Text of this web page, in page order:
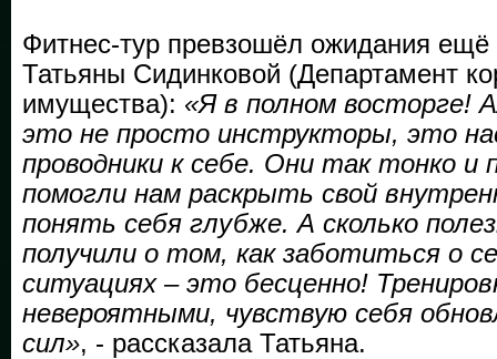
Фитнес-тур превзошёл ожидания ещё
Татьяны Сидинковой (Департамент
имущества): «Я в полном восторге!
это не просто инструкторы, это
проводники к себе. Они так тонко и
помогли нам раскрыть свой
понять себя глубже. А сколько
получили о том, как заботиться о
ситуациях – это бесценно!
невероятными, чувствую себя
сил», - рассказала Татьяна.